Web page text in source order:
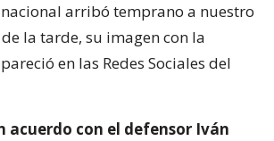
arribó temprano a nuestro
la tarde, su imagen con la
en las Redes Sociales del
acuerdo con el defensor Iván